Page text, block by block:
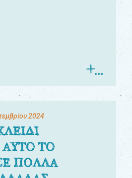
2024
ΑΥΤΟ ΤΟ
ΠΟΛΛΑ